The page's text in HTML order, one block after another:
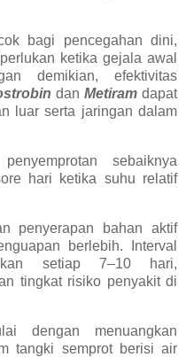
bagi pencegahan dini,
ketika gejala awal
demikian, efektivitas
dan Metiram dapat
luar serta jaringan dalam
sebaiknya
hari ketika suhu relatif
penyerapan bahan aktif
berlebih. Interval
setiap 7–10 hari,
tingkat risiko penyakit di
dengan menuangkan
tangki semprot berisi air